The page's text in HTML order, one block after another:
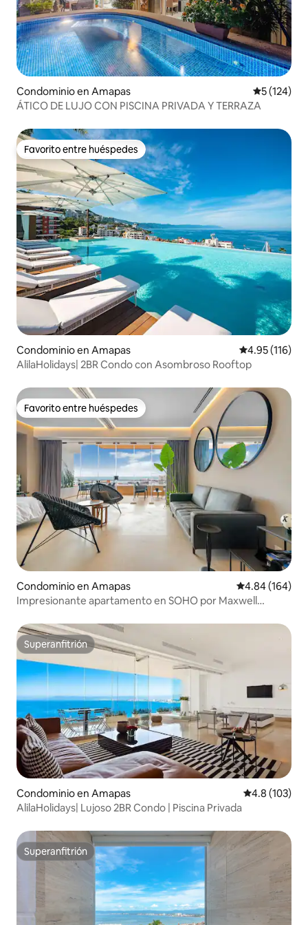
Condominio en Amapas
5 (124)
ÁTICO DE LUJO CON PISCINA PRIVADA Y TERRAZA
Favorito entre huéspedes
Favorito entre huéspedes
Condominio en Amapas Calificación
4.95 (116)
AlilaHolidays| 2BR Condo con Asombroso Rooftop
Favorito entre huéspedes
Favorito entre huéspedes
Condominio en Amapas Calificación
4.84 (164)
Impresionante apartamento en SOHO por Maxwell
Superanfitrión
Superanfitrión
Condominio en Amapas Calificación
4.8 (103)
AlilaHolidays| Lujoso 2BR Condo | Piscina Privada
Superanfitrión
Superanfitrión